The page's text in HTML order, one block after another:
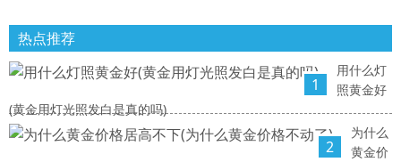
热点推荐
1
用什么灯
照黄金好
(黄金用灯光照发白是真的吗)
2
为什么
黄金价